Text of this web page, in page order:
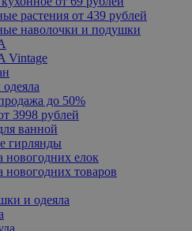
растения от 439 рублей
наволочки и подушки
Vintage
до 50%
3998 рублей
ванной
гирлянды
новогодних елок
новогодних товаров
и одеяла